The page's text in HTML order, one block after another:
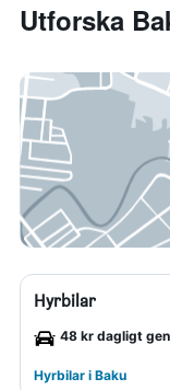
Utforska
Hyrbilar
48 kr dagligt
Hyrbilar i Baku